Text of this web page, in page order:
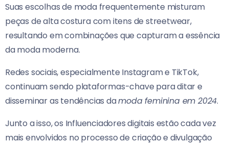
Suas escolhas de moda frequentemente misturam
peças de alta costura com itens de streetwear,
resultando em combinações que capturam a essência
da moda moderna.
Redes sociais, especialmente Instagram e TikTok,
continuam sendo plataformas-chave para ditar e
disseminar as tendências damoda feminina em 2024.
Junto a isso, os Influenciadores digitais estão cada vez
mais envolvidos no processo de criação e divulgação